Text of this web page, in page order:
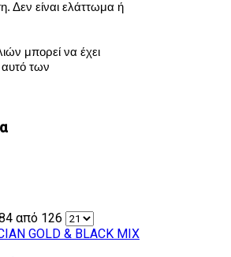
Δεν είναι ελάττωμα ή
μπορεί να έχει
των
από 126